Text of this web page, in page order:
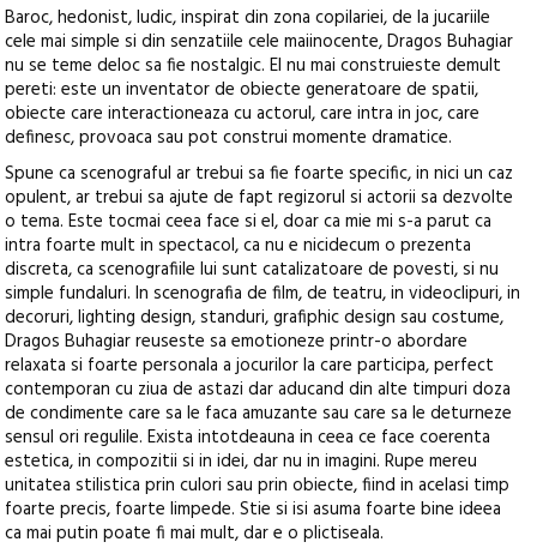
Baroc, hedonist, ludic, inspirat din zona copilariei, de la jucariile
cele mai simple si din senzatiile cele maiinocente, Dragos Buhagiar
nu se teme deloc sa fie nostalgic. El nu mai construieste demult
pereti: este un inventator de obiecte generatoare de spatii,
obiecte care interactioneaza cu actorul, care intra in joc, care
definesc, provoaca sau pot construi momente dramatice.
Spune ca scenograful ar trebui sa fie foarte specific, in nici un caz
opulent, ar trebui sa ajute de fapt regizorul si actorii sa dezvolte
o tema. Este tocmai ceea face si el, doar ca mie mi s-a parut ca
intra foarte mult in spectacol, ca nu e nicidecum o prezenta
discreta, ca scenografiile lui sunt catalizatoare de povesti, si nu
simple fundaluri. In scenografia de film, de teatru, in videoclipuri, in
decoruri, lighting design, standuri, grafiphic design sau costume,
Dragos Buhagiar reuseste sa emotioneze printr-o abordare
relaxata si foarte personala a jocurilor la care participa, perfect
contemporan cu ziua de astazi dar aducand din alte timpuri doza
de condimente care sa le faca amuzante sau care sa le deturneze
sensul ori regulile. Exista intotdeauna in ceea ce face coerenta
estetica, in compozitii si in idei, dar nu in imagini. Rupe mereu
unitatea stilistica prin culori sau prin obiecte, fiind in acelasi timp
foarte precis, foarte limpede. Stie si isi asuma foarte bine ideea
ca mai putin poate fi mai mult, dar e o plictiseala.